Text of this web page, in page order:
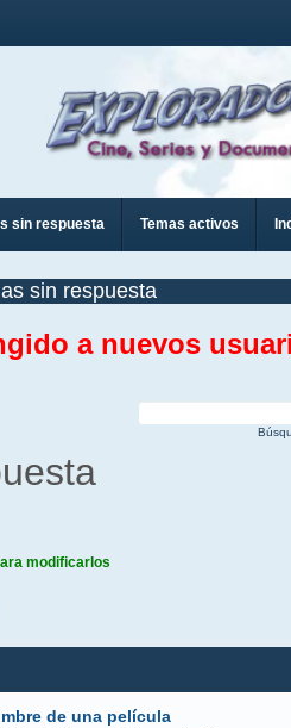
sin respuesta Temas activos
sin respuesta
a nuevos
modificarlos
de una película